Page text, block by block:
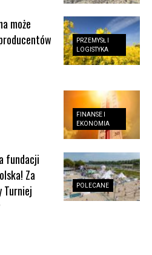
PRZEMYSŁ I
LOGISTYKA
może
FINANSE I
EKONOMIA
POLECANE
fundacji
Za
Turniej